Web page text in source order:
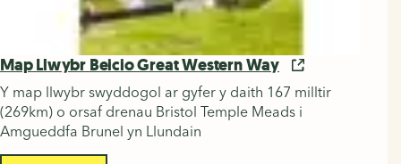
Map Llwybr Beicio Great Western Way
Y map llwybr swyddogol ar gyfer y daith 167 milltir
(269km) o orsaf drenau Bristol Temple Meads i
Amgueddfa Brunel yn Llundain